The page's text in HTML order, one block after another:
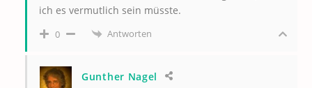
ich es vermutlich sein müsste.
0 Antworten
Gunther Nagel